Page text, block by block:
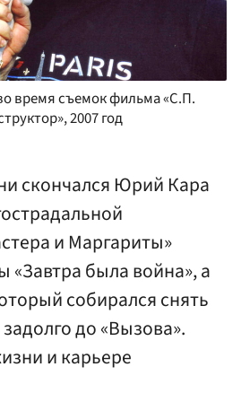
время съемок фильма «С.П.
2007 год
скончался Юрий Кара
и Маргариты»
«Завтра была война», а
собирался снять
до «Вызова».
и карьере